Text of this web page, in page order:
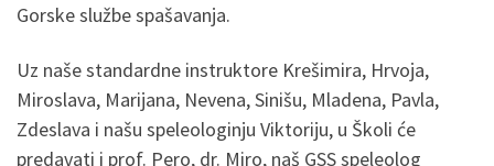
Gorske službe spašavanja.
Uz naše standardne instruktore Krešimira, Hrvoja,
Miroslava, Marijana, Nevena, Sinišu, Mladena, Pavla,
Zdeslava i našu speleologinju Viktoriju, u Školi će
predavati i prof. Pero, dr. Miro, naš GSS speleolog